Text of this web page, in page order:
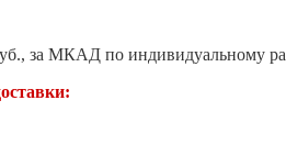
за МКАД по индивидуальному